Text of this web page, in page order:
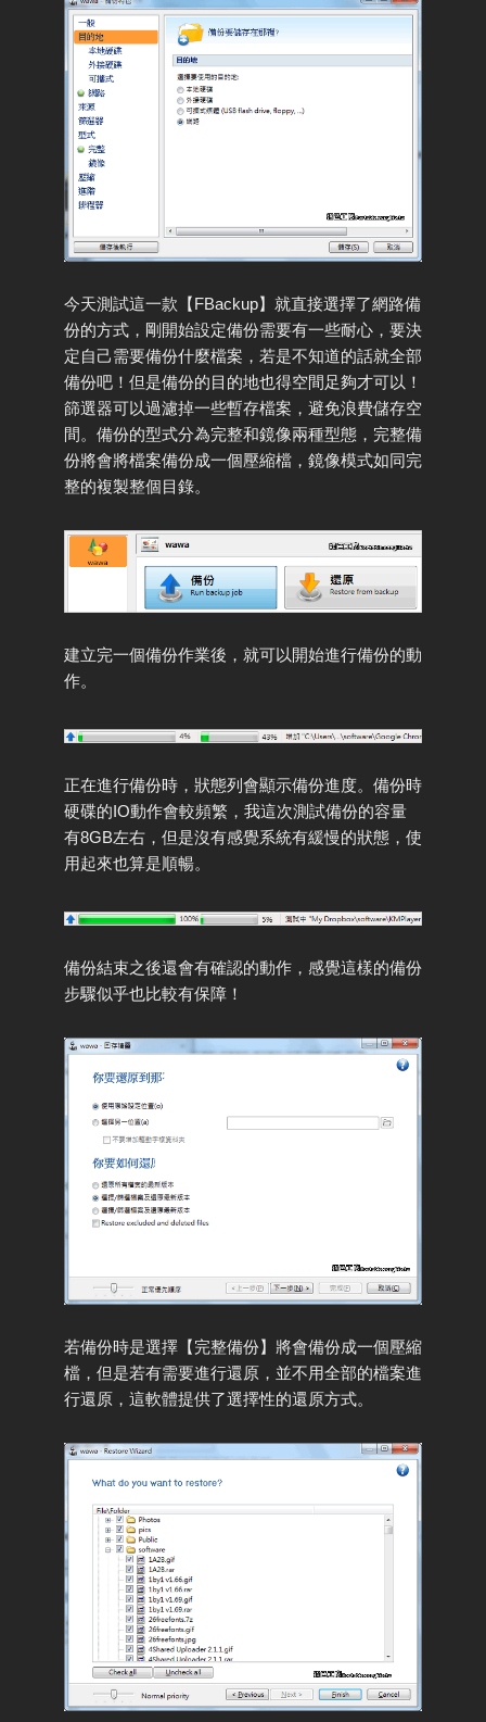
今天測試這一款【FBackup】就直接選擇了網路備
份的方式，剛開始設定備份需要有一些耐心，要決
定自己需要備份什麼檔案，若是不知道的話就全部
備份吧！但是備份的目的地也得空間足夠才可以！
篩選器可以過濾掉一些暫存檔案，避免浪費儲存空
間。備份的型式分為完整和鏡像兩種型態，完整備
份將會將檔案備份成一個壓縮檔，鏡像模式如同完
整的複製整個目錄。
建立完一個備份作業後，就可以開始進行備份的動
作。
正在進行備份時，狀態列會顯示備份進度。備份時
硬碟的IO動作會較頻繁，我這次測試備份的容量
有8GB左右，但是沒有感覺系統有緩慢的狀態，使
用起來也算是順暢。
備份結束之後還會有確認的動作，感覺這樣的備份
步驟似乎也比較有保障！
若備份時是選擇【完整備份】將會備份成一個壓縮
檔，但是若有需要進行還原，並不用全部的檔案進
行還原，這軟體提供了選擇性的還原方式。